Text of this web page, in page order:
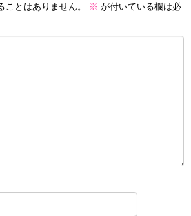
とはありません。 ※ が付いている欄は必